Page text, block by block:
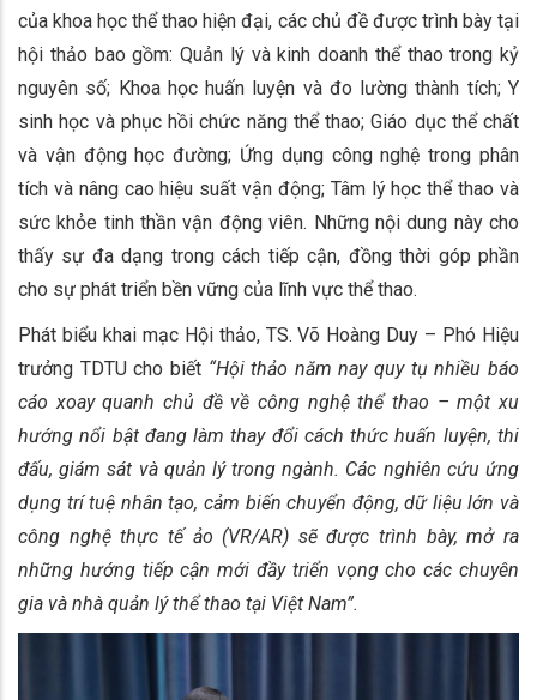
của khoa học thể thao hiện đại, các chủ đề được trình bày tại
hội thảo bao gồm: Quản lý và kinh doanh thể thao trong kỷ
nguyên số; Khoa học huấn luyện và đo lường thành tích; Y
sinh học và phục hồi chức năng thể thao; Giáo dục thể chất
và vận động học đường; Ứng dụng công nghệ trong phân
tích và nâng cao hiệu suất vận động; Tâm lý học thể thao và
sức khỏe tinh thần vận động viên. Những nội dung này cho
thấy sự đa dạng trong cách tiếp cận, đồng thời góp phần
cho sự phát triển bền vững của lĩnh vực thể thao.
Phát biểu khai mạc Hội thảo, TS. Võ Hoàng Duy – Phó Hiệu
trưởng TDTU cho biết “Hội thảo năm nay quy tụ nhiều báo
cáo xoay quanh chủ đề về công nghệ thể thao – một xu
hướng nổi bật đang làm thay đổi cách thức huấn luyện, thi
đấu, giám sát và quản lý trong ngành. Các nghiên cứu ứng
dụng trí tuệ nhân tạo, cảm biến chuyển động, dữ liệu lớn và
công nghệ thực tế ảo (VR/AR) sẽ được trình bày, mở ra
những hướng tiếp cận mới đầy triển vọng cho các chuyên
gia và nhà quản lý thể thao tại Việt Nam”.